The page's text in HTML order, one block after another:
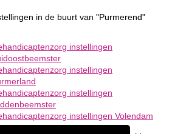
in de buurt van "Purmerend"
instellingen
instellingen
instellingen
instellingen Volendam